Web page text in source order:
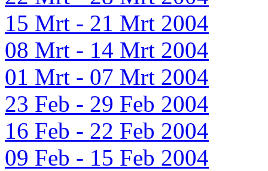
15 Mrt - 21 Mrt 2004
08 Mrt - 14 Mrt 2004
01 Mrt - 07 Mrt 2004
23 Feb - 29 Feb 2004
16 Feb - 22 Feb 2004
09 Feb - 15 Feb 2004